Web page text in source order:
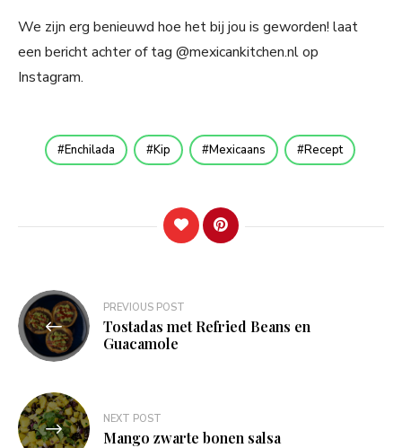
We zijn erg benieuwd hoe het bij jou is geworden! laat
een bericht achter of tag @mexicankitchen.nl op
Instagram.
Enchilada Kip Mexicaans Recept
Bericht
navigatie
PREVIOUS POST
Tostadas met Refried Beans en
Guacamole
NEXT POST
Mango zwarte bonen salsa